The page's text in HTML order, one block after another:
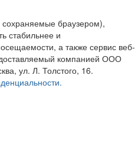
браузером),
стабильнее и
а также сервис веб-
компанией ООО
ул. Л. Толстого, 16.